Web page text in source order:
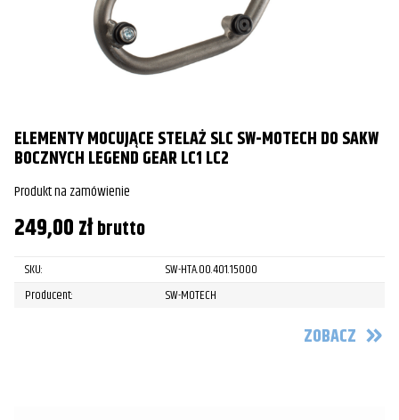
ELEMENTY MOCUJĄCE STELAŻ SLC SW-MOTECH DO SAKW
BOCZNYCH LEGEND GEAR LC1 LC2
Produkt na zamówienie
249,00złbrutto
SKU:
SW-HTA.00.401.15000
Producent:
SW-MOTECH
ZOBACZ